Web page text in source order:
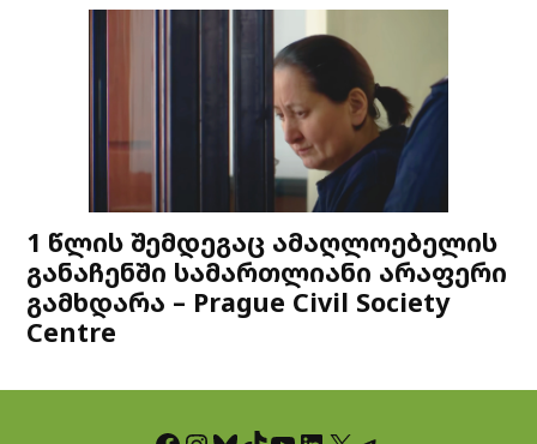
1 წლის შემდეგაც ამაღლოებელის
განაჩენში სამართლიანი არაფერი
გამხდარა – Prague Civil Society
Centre